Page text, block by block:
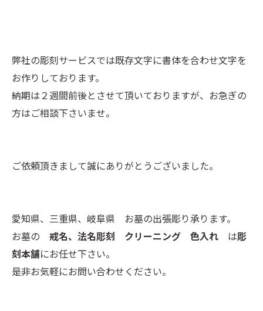
弊社の彫刻サービスでは既存文字に書体を合わせ文字を
お作りしております。
納期は２週間前後とさせて頂いておりますが、お急ぎの
方はご相談下さいませ。
ご依頼頂きまして誠にありがとうございました。
愛知県、三重県、岐阜県 お墓の出張彫り承ります。
お墓の 戒名、法名彫刻 クリーニング 色入れ は彫
刻本舗にお任せ下さい。
是非お気軽にお問い合わせください。